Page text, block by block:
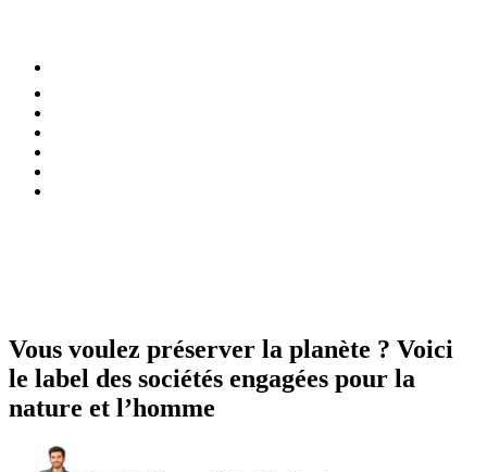
Vous voulez préserver la planète ? Voici
le label des sociétés engagées pour la
nature et l’homme